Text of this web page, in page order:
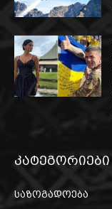
კატეგორიები
საზოგადოება